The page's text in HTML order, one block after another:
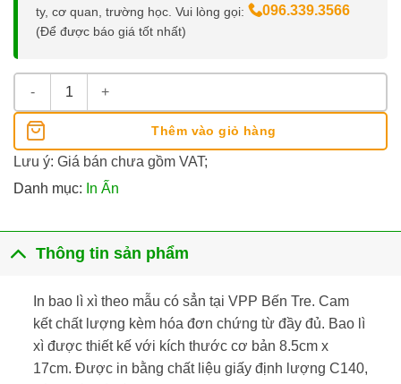
ty, cơ quan, trường học. Vui lòng gọi:
096.339.3566
(Để được báo giá tốt nhất)
In Bao Lì Xì Theo Mẫu (8.5 x 17cm) số lượng
Thêm vào giỏ hàng
Lưu ý: Giá bán chưa gồm VAT;
Danh mục: In Ấn
Thông tin sản phẩm
In bao lì xì theo mẫu có sẳn tại VPP Bến Tre. Cam
kết chất lượng kèm hóa đơn chứng từ đầy đủ. Bao lì
xì được thiết kế với kích thước cơ bản 8.5cm x
17cm. Được in bằng chất liệu giấy định lượng C140,